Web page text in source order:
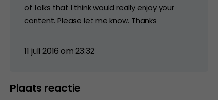
of folks that I think would really enjoy your
content. Please let me know. Thanks
11 juli 2016 om 23:32
Plaats reactie